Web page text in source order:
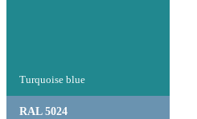
Turquoise blue
RAL 5024